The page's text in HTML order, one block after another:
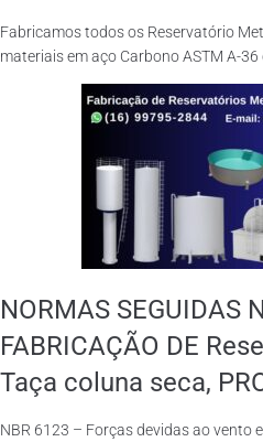
Fabricamos todos os Reservatório
materiais em aço Carbono ASTM A-
NORMAS SEGUIDAS
FABRICAÇÃO DE
Taça coluna seca,
NBR 6123 – Forças devidas ao vento